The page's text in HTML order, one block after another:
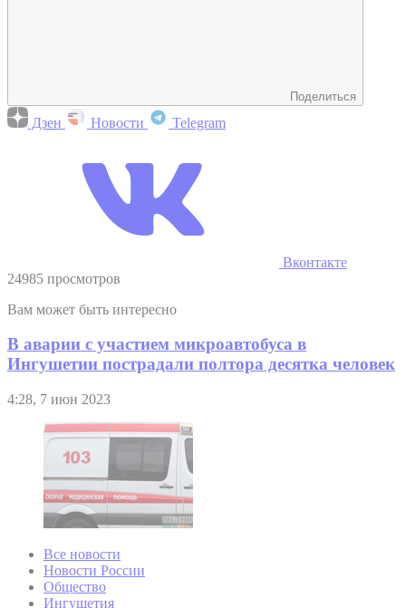
Поделиться
Дзен Новости Telegram
Вконтакте
24985 просмотров
Вам может быть интересно
В аварии с участием микроавтобуса в
Ингушетии пострадали полтора десятка человек
4:28, 7 июн 2023
Все новости
Новости России
Общество
Ингушетия